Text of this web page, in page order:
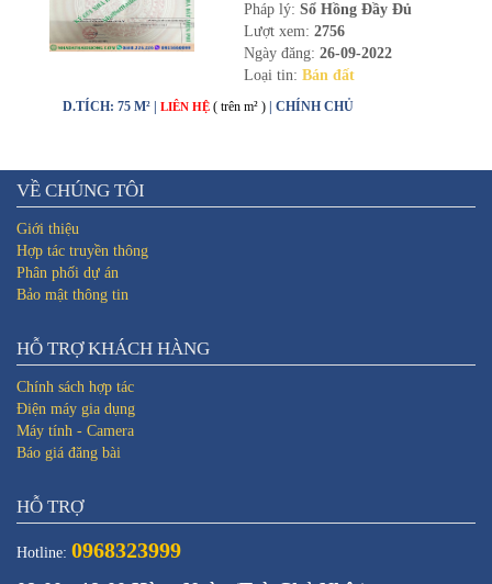
Pháp lý: Sổ Hồng Đầy Đủ
Lượt xem: 2756
Ngày đăng: 26-09-2022
Loại tin: Bán đất
D.TÍCH: 75 M² | LIÊN HỆ ( trên m² ) | CHÍNH CHỦ
VỀ CHÚNG TÔI
Giới thiệu
Hợp tác truyền thông
Phân phối dự án
Bảo mật thông tin
HỖ TRỢ KHÁCH HÀNG
Chính sách hợp tác
Điện máy gia dụng
Máy tính - Camera
Báo giá đăng bài
HỖ TRỢ
Hotline: 0968323999